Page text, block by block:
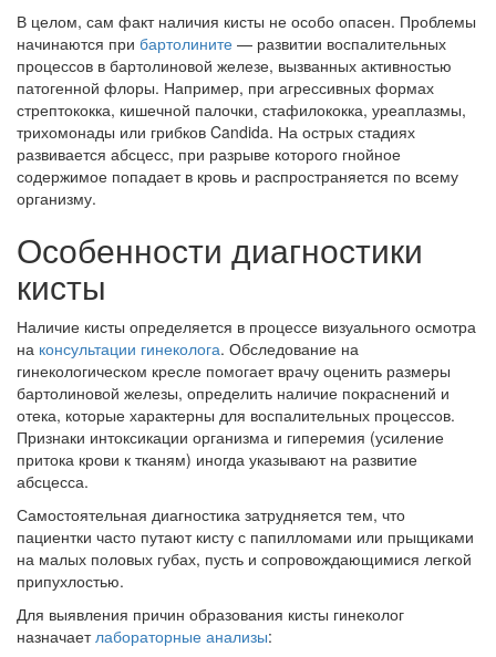
В целом, сам факт наличия кисты не особо опасен. Проблемы
начинаются при бартолините — развитии воспалительных
процессов в бартолиновой железе, вызванных активностью
патогенной флоры. Например, при агрессивных формах
стрептококка, кишечной палочки, стафилококка, уреаплазмы,
трихомонады или грибков Candida. На острых стадиях
развивается абсцесс, при разрыве которого гнойное
содержимое попадает в кровь и распространяется по всему
организму.
Особенности диагностики
кисты
Наличие кисты определяется в процессе визуального осмотра
на консультации гинеколога. Обследование на
гинекологическом кресле помогает врачу оценить размеры
бартолиновой железы, определить наличие покраснений и
отека, которые характерны для воспалительных процессов.
Признаки интоксикации организма и гиперемия (усиление
притока крови к тканям) иногда указывают на развитие
абсцесса.
Самостоятельная диагностика затрудняется тем, что
пациентки часто путают кисту с папилломами или прыщиками
на малых половых губах, пусть и сопровождающимися легкой
припухлостью.
Для выявления причин образования кисты гинеколог
назначаетлабораторные анализы: